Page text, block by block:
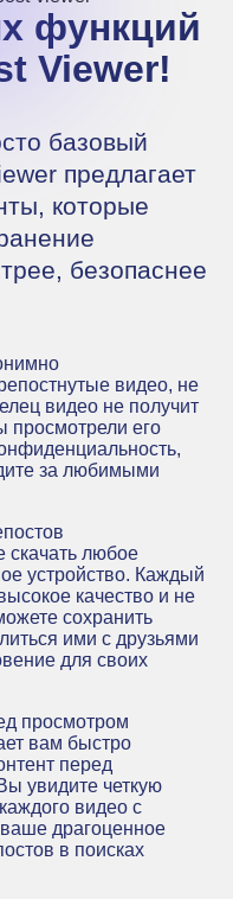
функций
Viewer!
базовый
предлагает
которые
безопаснее
видео, не
видео не получит
просмотрели его
за любимыми
скачать любое
устройство. Каждый
качество и не
сохранить
ими с друзьями
для своих
просмотром
вам быстро
перед
увидите четкую
видео с
драгоценное
в поисках